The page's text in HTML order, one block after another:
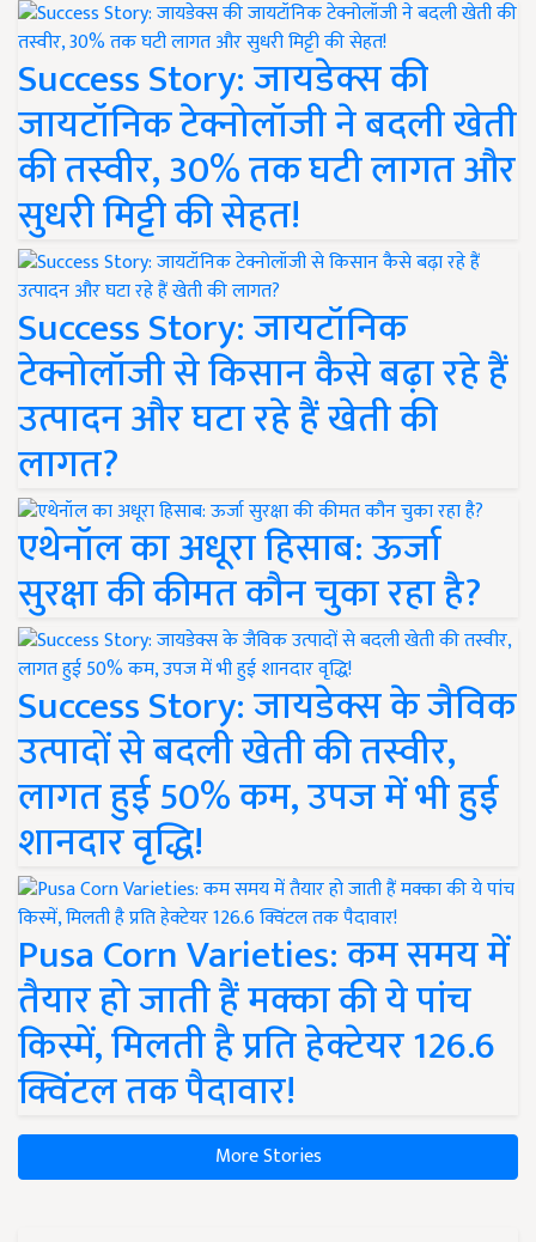
Success Story: जायडेक्स की
जायटॉनिक टेक्नोलॉजी ने बदली खेती
की तस्वीर, 30% तक घटी लागत और
सुधरी मिट्टी की सेहत!
Success Story: जायटॉनिक
टेक्नोलॉजी से किसान कैसे बढ़ा रहे हैं
उत्पादन और घटा रहे हैं खेती की
लागत?
एथेनॉल का अधूरा हिसाब: ऊर्जा
सुरक्षा की कीमत कौन चुका रहा है?
Success Story: जायडेक्स के जैविक
उत्पादों से बदली खेती की तस्वीर,
लागत हुई 50% कम, उपज में भी हुई
शानदार वृद्धि!
Pusa Corn Varieties: कम समय में
तैयार हो जाती हैं मक्का की ये पांच
किस्में, मिलती है प्रति हेक्टेयर 126.6
क्विंटल तक पैदावार!
More Stories